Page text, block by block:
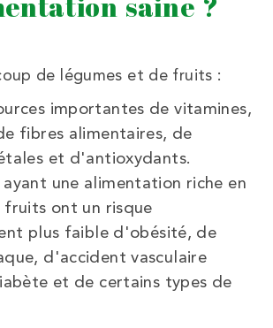
de légumes et de fruits :
importantes de vitamines,
fibres alimentaires, de
et d'antioxydants.
ayant une alimentation riche en
fruits ont un risque
plus faible d'obésité, de
d'accident vasculaire
et de certains types de